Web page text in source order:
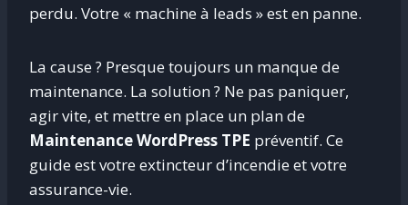
perdu. Votre « machine à leads » est en panne.
La cause ? Presque toujours un manque de
maintenance. La solution ? Ne pas paniquer,
agir vite, et mettre en place un plan de
Maintenance WordPress TPE préventif. Ce
guide est votre extincteur d’incendie et votre
assurance-vie.